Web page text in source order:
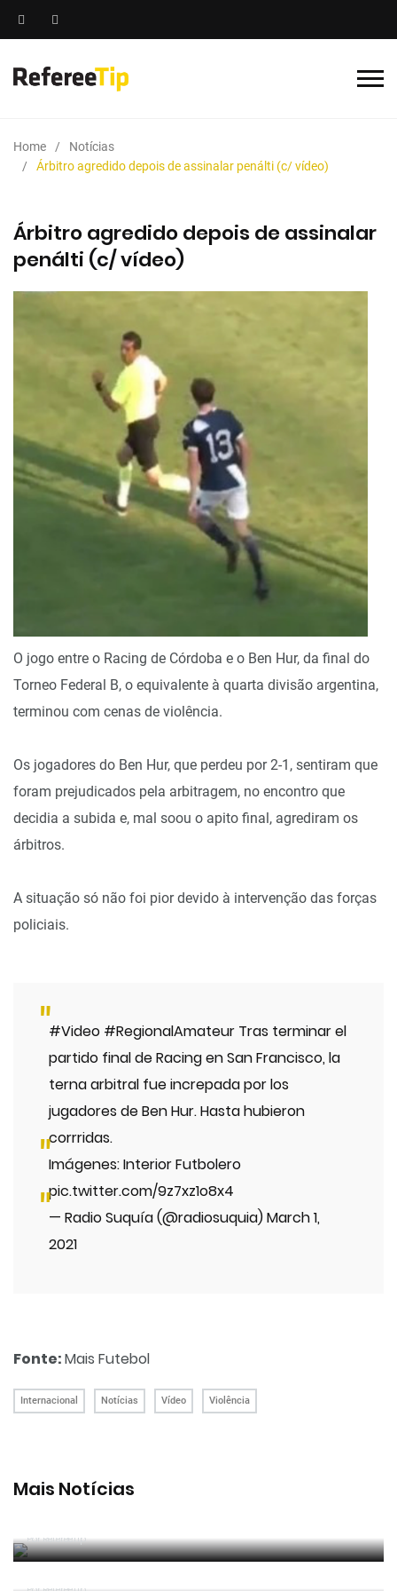
Home
Notícias
Árbitro agredido depois de assinalar penálti (c/ vídeo)
Árbitro agredido depois de assinalar
penálti (c/ vídeo)
O jogo entre o Racing de Córdoba e o Ben Hur, da final do
Torneo Federal B, o equivalente à quarta divisão argentina,
terminou com cenas de violência.
Os jogadores do Ben Hur, que perdeu por 2-1, sentiram que
foram prejudicados pela arbitragem, no encontro que
decidia a subida e, mal soou o apito final, agrediram os
árbitros.
A situação só não foi pior devido à intervenção das forças
policiais.
#Video #RegionalAmateur Tras terminar el
partido final de Racing en San Francisco, la
terna arbitral fue increpada por los
jugadores de Ben Hur. Hasta hubieron
corrridas.
Imágenes: Interior Futbolero
pic.twitter.com/9z7xz1o8x4
— Radio Suquía (@radiosuquia)March 1,
2021
Fonte:Mais Futebol
Internacional Notícias Vídeo Violência
Mais Notícias
Por RefereeTip
João Pinheiro nomeado pela FIFA para o Mundial